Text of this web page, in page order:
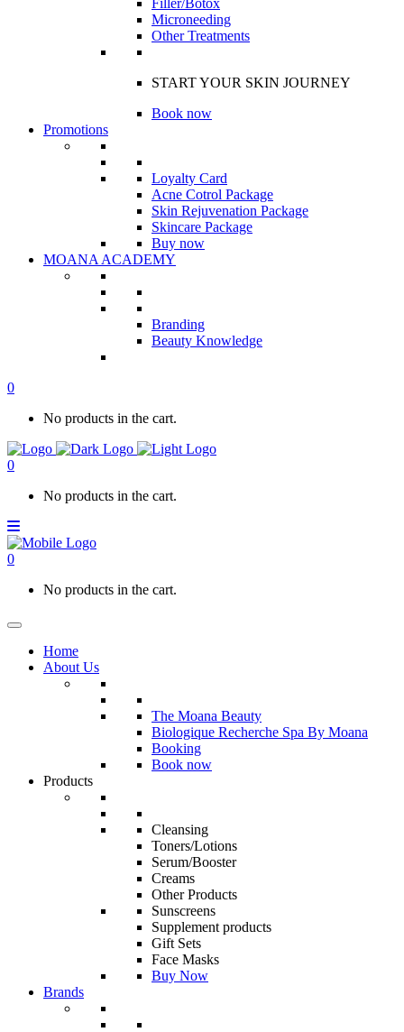
Filler/Botox
Microneeding
Other Treatments
START YOUR SKIN JOURNEY
Book now
Promotions
Loyalty Card
Acne Cotrol Package
Skin Rejuvenation Package
Skincare Package
Buy now
MOANA ACADEMY
Branding
Beauty Knowledge
0
No products in the cart.
0
No products in the cart.
0
No products in the cart.
Home
About Us
The Moana Beauty
Biologique Recherche Spa By Moana
Booking
Book now
Products
Cleansing
Toners/Lotions
Serum/Booster
Creams
Other Products
Sunscreens
Supplement products
Gift Sets
Face Masks
Buy Now
Brands